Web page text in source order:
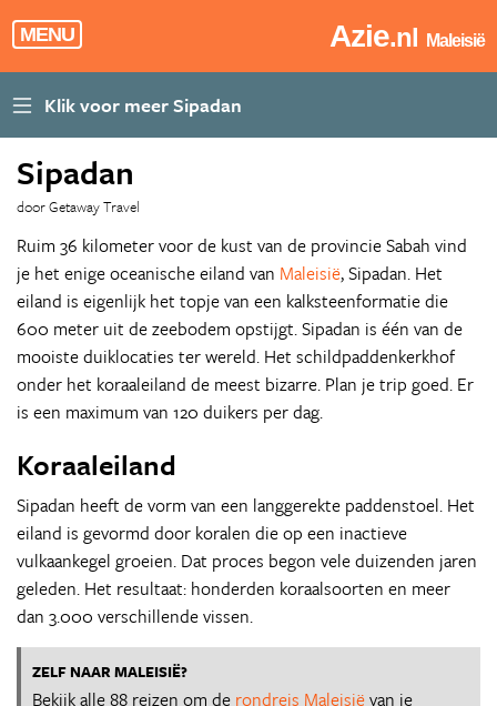
MENU Azie.nl Maleisië
Sipadan
door Getaway Travel
Ruim 36 kilometer voor de kust van de provincie Sabah vind
je het enige oceanische eiland van Maleisië, Sipadan. Het
eiland is eigenlijk het topje van een kalksteenformatie die
600 meter uit de zeebodem opstijgt. Sipadan is één van de
mooiste duiklocaties ter wereld. Het schildpaddenkerkhof
onder het koraaleiland de meest bizarre. Plan je trip goed. Er
is een maximum van 120 duikers per dag.
Koraaleiland
Sipadan heeft de vorm van een langgerekte paddenstoel. Het
eiland is gevormd door koralen die op een inactieve
vulkaankegel groeien. Dat proces begon vele duizenden jaren
geleden. Het resultaat: honderden koraalsoorten en meer
dan 3.000 verschillende vissen.
ZELF NAAR MALEISIË?
Bekijk alle 88 reizen om de rondreis Maleisiëvan je